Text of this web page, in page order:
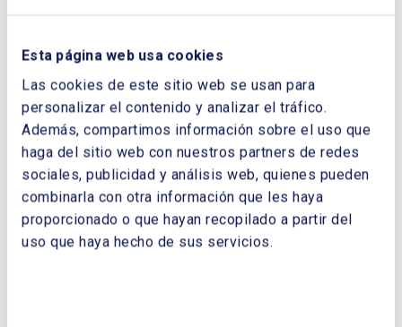
Esta página web usa cookies
Las cookies de este sitio web se usan para
personalizar el contenido y analizar el tráfico.
Además, compartimos información sobre el uso que
haga del sitio web con nuestros partners de redes
sociales, publicidad y análisis web, quienes pueden
combinarla con otra información que les haya
proporcionado o que hayan recopilado a partir del
uso que haya hecho de sus servicios.
ENERGÍA
Secretaría Técnica y Proyectos, CLUB
ESPAÑOL DE LA ENERGÍA
Ana Padilla Moreno, Coordinadora de la
Secretaría Técnica y Proyectos, CLUB
ESPAÑOL DE LA ENERGÍA
Isaac Rafael Álvarez, Consultor
Independiente
Ramón Andrés Bobes Miranda, Jefe de
Estudios, EDP España
Elena Hernando, Gerente de Negocio de